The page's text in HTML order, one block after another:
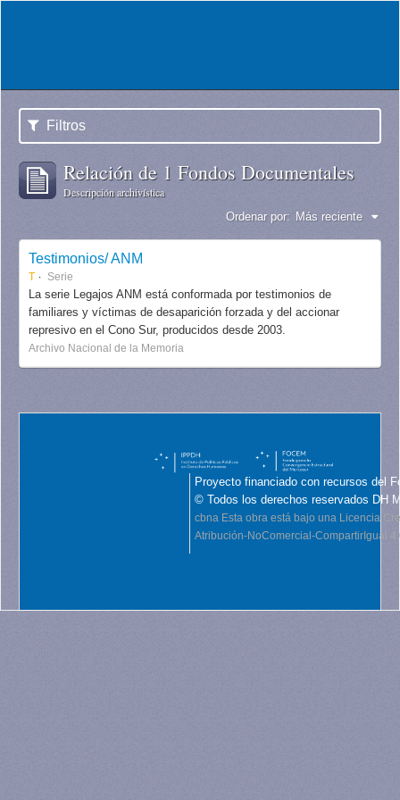
Filtros
Relación de 1 Fondos Documentales
Descripción archivística
Ordenar por: Más reciente
Testimonios/ ANM
T Serie
La serie Legajos ANM está conformada por testimonios de
familiares y víctimas de desaparición forzada y del accionar
represivo en el Cono Sur, producidos desde 2003.
Archivo Nacional de la Memoria
Proyecto financiado con recursos del
© Todos los derechos reservados DH
cbna Esta obra está bajo una Licencia
Atribución-NoComercial-CompartirIgual